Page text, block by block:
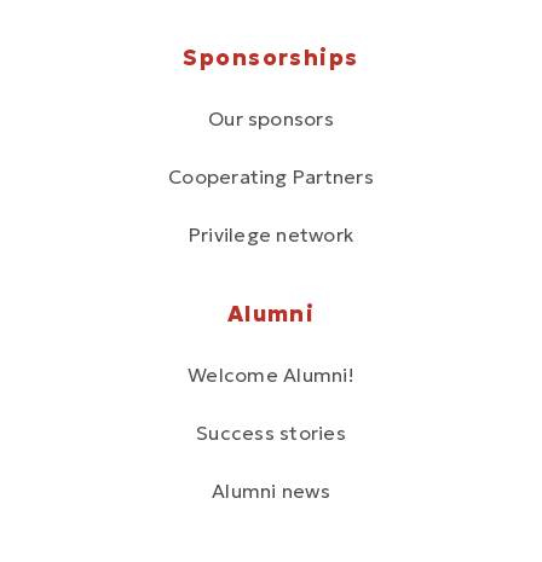
Sponsorships
Our sponsors
Cooperating Partners
Privilege network
Alumni
Welcome Alumni!
Success stories
Alumni news